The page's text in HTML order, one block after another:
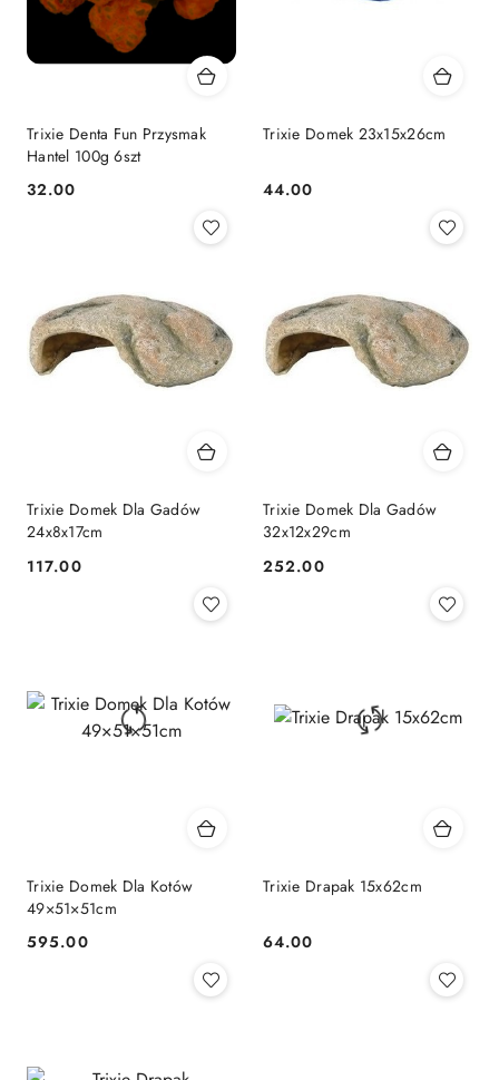
Trixie Denta Fun Przysmak
Hantel 100g 6szt
Cena:
32.00
Trixie Domek 23x15x26cm
Cena:
44.00
Trixie Domek Dla Gadów
24x8x17cm
Cena:
117.00
Trixie Domek Dla Gadów
32x12x29cm
Cena:
252.00
Trixie Domek Dla Kotów
49×51×51cm
Cena:
595.00
Trixie Drapak 15x62cm
Cena:
64.00